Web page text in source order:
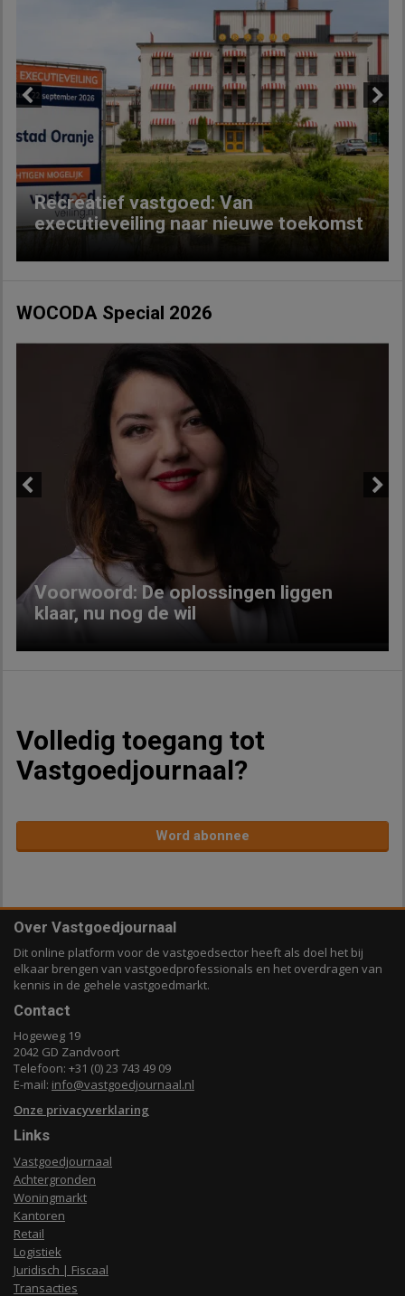
Recreatief vastgoed: Van
executieveiling naar nieuwe toekomst
Next
WOCODA Special 2026
Voorwoord: De oplossingen liggen
klaar, nu nog de wil
Volledig toegang tot
Vastgoedjournaal?
Word abonnee
Over Vastgoedjournaal
Dit online platform voor de vastgoedsector heeft als doel het bij
elkaar brengen van vastgoedprofessionals en het overdragen van
kennis in de gehele vastgoedmarkt.
Contact
Hogeweg 19
2042 GD Zandvoort
Telefoon: +31 (0) 23 743 49 09
E-mail: info@vastgoedjournaal.nl
Onze privacyverklaring
Links
Vastgoedjournaal
Achtergronden
Woningmarkt
Kantoren
Retail
Logistiek
Juridisch | Fiscaal
Transacties